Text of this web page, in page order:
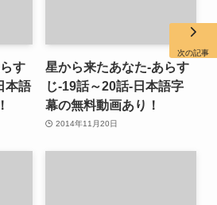
す
本語
星から来たあなた-あらす
じ-19話～20話-日本語字
幕の無料動画あり！
2014年11月20日
次の記事